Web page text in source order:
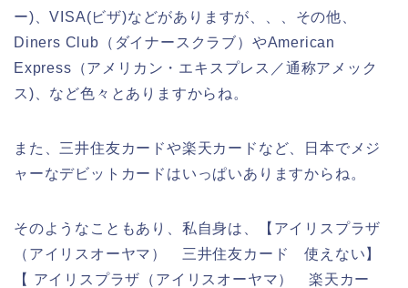
ー)、VISA(ビザ)などがありますが、、、その他、
Diners Club（ダイナースクラブ）やAmerican
Express（アメリカン・エキスプレス／通称アメック
ス)、など色々とありますからね。
また、三井住友カードや楽天カードなど、日本でメジ
ャーなデビットカードはいっぱいありますからね。
そのようなこともあり、私自身は、【アイリスプラザ
（アイリスオーヤマ） 三井住友カード 使えない】
【 アイリスプラザ（アイリスオーヤマ） 楽天カー